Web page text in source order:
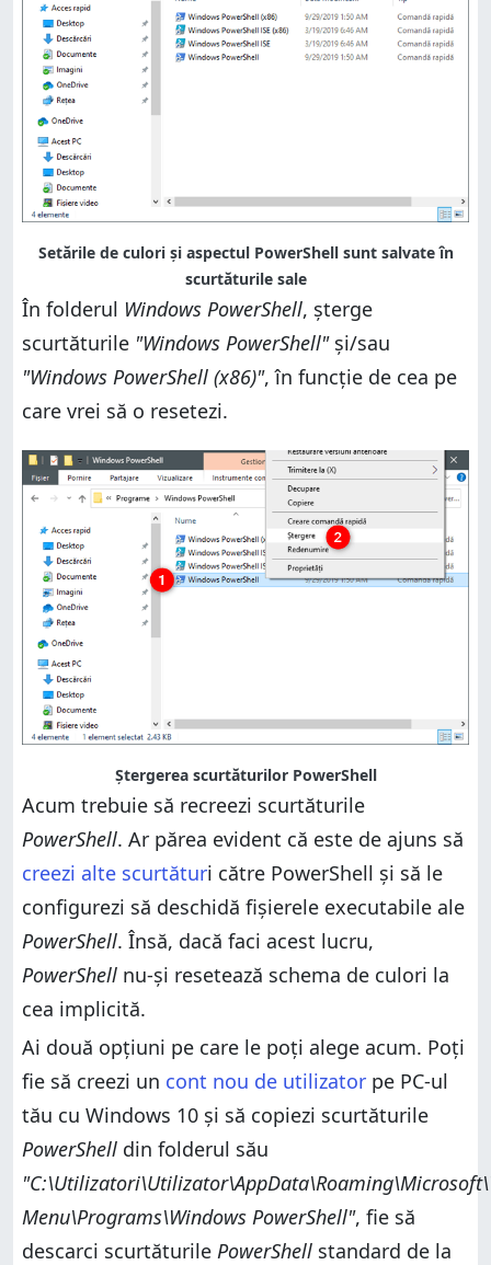
Setările de culori și aspectul PowerShell sunt salvate în
scurtăturile sale
În folderul Windows PowerShell, șterge
scurtăturile "Windows PowerShell"și/sau
"Windows PowerShell (x86)", în funcție de cea pe
care vrei să o resetezi.
Ștergerea scurtăturilor PowerShell
Acum trebuie să recreezi scurtăturile
PowerShell. Ar părea evident că este de ajuns să
creezi alte scurtături către PowerShell și să le
configurezi să deschidă fișierele executabile ale
PowerShell. Însă, dacă faci acest lucru,
PowerShell nu-și resetează schema de culori la
cea implicită.
Ai două opțiuni pe care le poți alege acum. Poți
fie să creezi un cont nou de utilizator pe PC-ul
tău cu Windows 10 și să copiezi scurtăturile
PowerShell din folderul său
Menu\Programs\Windows PowerShell", fie să
descarci scurtăturile PowerShell standard de la